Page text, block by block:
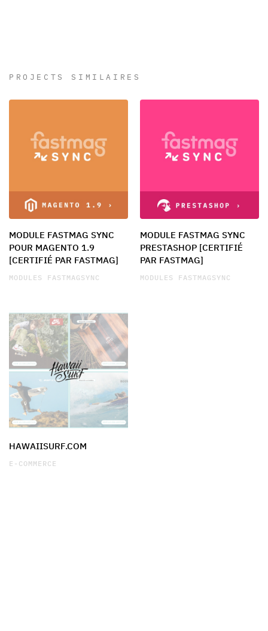
PROJECTS SIMILAIRES
MODULE FASTMAG SYNC
POUR MAGENTO 1.9
[CERTIFIÉ PAR FASTMAG]
MODULES FASTMAGSYNC
MODULE FASTMAG SYNC
PRESTASHOP [CERTIFIÉ
PAR FASTMAG]
MODULES FASTMAGSYNC
HAWAIISURF.COM
E-COMMERCE